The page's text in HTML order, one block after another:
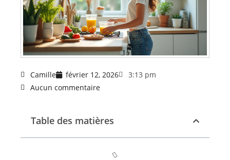
Camille février 12, 2026
3:13 pm
Aucun commentaire
Table des matières